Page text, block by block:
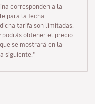
corresponden a la
para la fecha
tarifa son limitadas.
podrás obtener el precio
se mostrará en la
siguiente."